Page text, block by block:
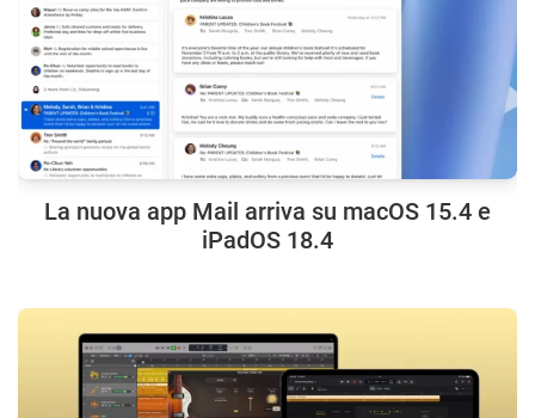
La nuova app Mail arriva su macOS 15.4 e
iPadOS 18.4